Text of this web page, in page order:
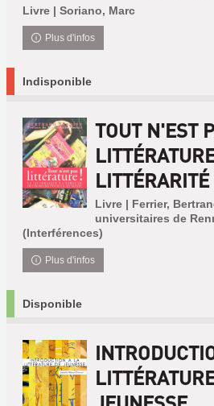
Livre | Soriano, Marc
Plus d'infos
Indisponible
TOUT N'EST
Livre | Ferrier,
universitaires de
(Interférences)
Plus d'infos
Disponible